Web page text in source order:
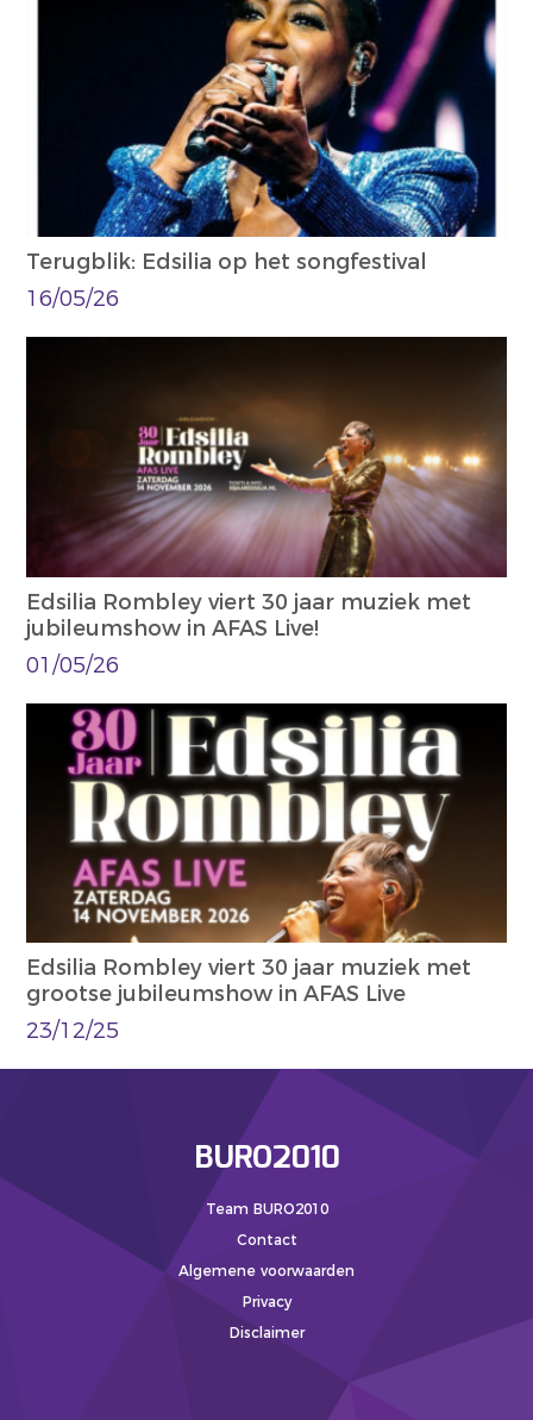
Terugblik: Edsilia op het songfestival
16/05/26
Edsilia Rombley viert 30 jaar muziek met
jubileumshow in AFAS Live!
01/05/26
Edsilia Rombley viert 30 jaar muziek met
grootse jubileumshow in AFAS Live
23/12/25
BURO2010
Team BURO2010
Contact
Algemene voorwaarden
Privacy
Disclaimer